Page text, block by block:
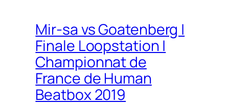
Mir-sa vs Goatenberg |
Finale Loopstation |
Championnat de
France de Human
Beatbox 2019